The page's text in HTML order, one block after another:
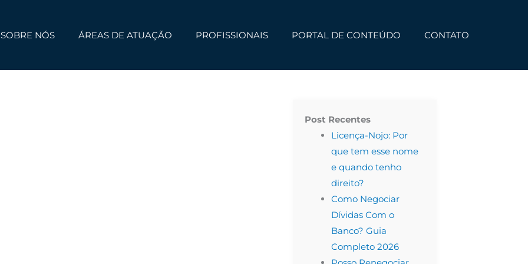
SOBRE NÓS ÁREAS DE ATUAÇÃO PROFISSIONAIS PORTAL DE CONTEÚDO CONTATO
Post Recentes
Licença-Nojo: Por
que tem esse nome
e quando tenho
direito?
Como Negociar
Dívidas Com o
Banco? Guia
Completo 2026